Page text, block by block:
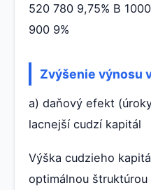
520 780 9,75% B
900 9%
Zvýšenie výnosu
a) daňový efekt
lacnejší cudzí kapitál
Výška cudzieho
optimálnou štruktúrou